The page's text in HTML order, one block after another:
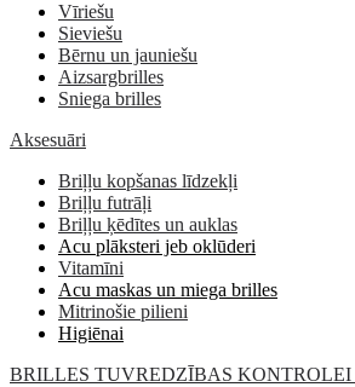
Vīriešu
Sieviešu
Bērnu un jauniešu
Aizsargbrilles
Sniega brilles
Aksesuāri
Briļļu kopšanas līdzekļi
Briļļu futrāļi
Briļļu ķēdītes un auklas
Acu plāksteri jeb oklūderi
Vitamīni
Acu maskas un miega brilles
Mitrinošie pilieni
Higiēnai
BRILLES TUVREDZĪBAS KONTROLEI